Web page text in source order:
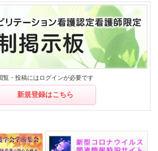
覧・投稿にはログインが必要です
新規登録はこちら